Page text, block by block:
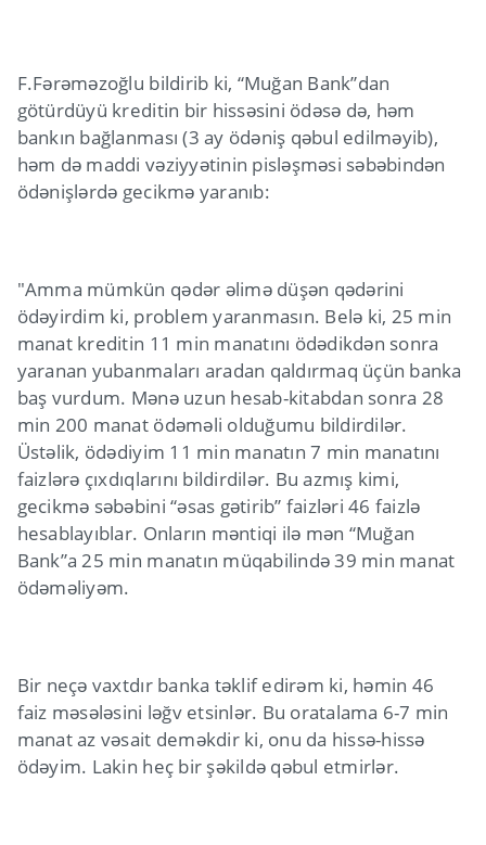
F.Fərəməzoğlu bildirib ki, “Muğan Bank”dan
götürdüyü kreditin bir hissəsini ödəsə də, həm
bankın bağlanması (3 ay ödəniş qəbul edilməyib),
həm də maddi vəziyyətinin pisləşməsi səbəbindən
ödənişlərdə gecikmə yaranıb:
"Amma mümkün qədər əlimə düşən qədərini
ödəyirdim ki, problem yaranmasın. Belə ki, 25 min
manat kreditin 11 min manatını ödədikdən sonra
yaranan yubanmaları aradan qaldırmaq üçün banka
baş vurdum. Mənə uzun hesab-kitabdan sonra 28
min 200 manat ödəməli olduğumu bildirdilər.
Üstəlik, ödədiyim 11 min manatın 7 min manatını
faizlərə çıxdıqlarını bildirdilər. Bu azmış kimi,
gecikmə səbəbini “əsas gətirib” faizləri 46 faizlə
hesablayıblar. Onların məntiqi ilə mən “Muğan
Bank”a 25 min manatın müqabilində 39 min manat
ödəməliyəm.
Bir neçə vaxtdır banka təklif edirəm ki, həmin 46
faiz məsələsini ləğv etsinlər. Bu oratalama 6-7 min
manat az vəsait deməkdir ki, onu da hissə-hissə
ödəyim. Lakin heç bir şəkildə qəbul etmirlər.